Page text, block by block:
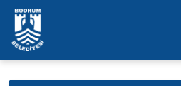
Ana içeriğe geç